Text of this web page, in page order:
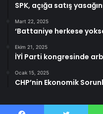
SPK, açığa satış
Mart 22, 2025
‘Battaniye herkese
Ekim 21, 2025
İYİ Parti kongresinde
Ocak 15, 2025
CHP’nin Ekonomik